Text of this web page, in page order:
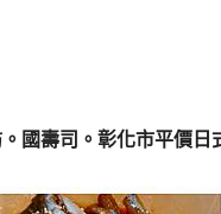
。國壽司。彰化市平價日